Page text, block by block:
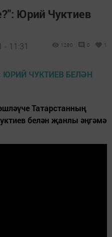
Юрий Чуктиев
- 11:31 1280 0 1
Татарстанның
белән җанлы әңгәмә